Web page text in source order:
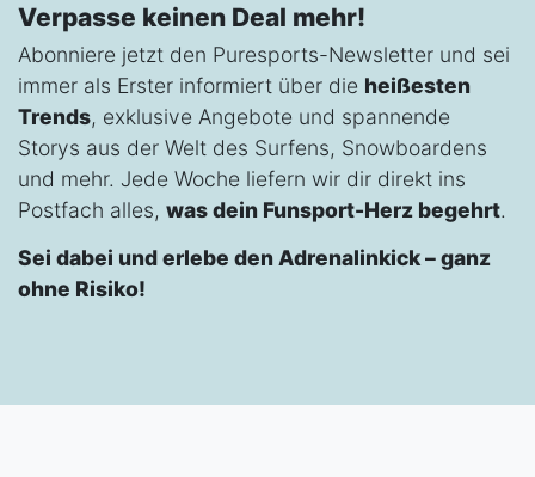
Verpasse keinen Deal mehr!
Abonniere jetzt den Puresports-Newsletter und sei
immer als Erster informiert über die heißesten
Trends, exklusive Angebote und spannende
Storys aus der Welt des Surfens, Snowboardens
und mehr. Jede Woche liefern wir dir direkt ins
Postfach alles, was dein Funsport-Herz begehrt.
Sei dabei und erlebe den Adrenalinkick – ganz
ohne Risiko!